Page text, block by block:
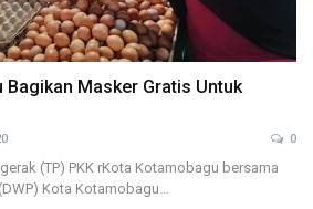
Bagikan Masker Gratis Untuk
0
(TP) PKK rKota Kotamobagu bersama
Kota Kotamobagu…